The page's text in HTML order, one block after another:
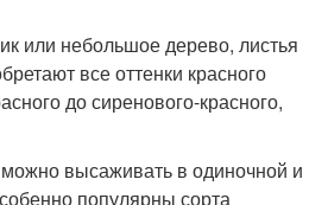
или небольшое дерево, листья
все оттенки красного
до сиренового-красного,
можно высаживать в одиночной и
популярны сорта